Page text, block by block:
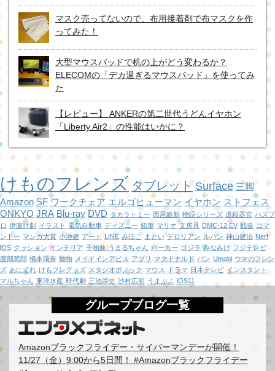
マスク売ってないので、布用接着剤で布マスクを作
ってみた！
大型マウスパッドで机の上がどう変わるか？
ELECOMの「デカ過ぎるマウスパッド」を使ってみ
た
【レビュー】 ANKERの第二世代うどんイヤホン
「Liberty Air2」の性能はいかに？
けものフレンズ タブレット Surface 三脚
Amazon SF ワークチェア エルゴヒューマン イヤホン ストフェス
ONKYO JRA Blu-ray DVD タカラトミー 西尾維新 物語シリーズ 虐殺器官 ハズプ
ロ 伊藤計劃 イラスト 電気自動車 ディズニー 鉛筆 マリオ 文房具 DMC-12 EV 戦後 コマ
ンドー マンガ大賞 小池健 アート LINE みほこ まとい デロリアン ルパン 神山健治 Nerf
iOS クッション インテリア 干物妹!うまるちゃん パーカー ゴジラ みなみけ フジテレビ
渡部篤郎 橋本環奈 動物 メイドインアビス アプリ マクドナルド パン Umabi ウマのフレン
ズ あにてれ けもフレグッズ スタジオポノック マウス ドラマ 日本テレビ インスタント
マルちゃん 東洋水産 時代劇 三池崇史 沙村広明 うまぷよ iOS11
グループブログ一覧
Amazonブラックフライデー・サイバーマンデーが開催！
11/27（金）9:00から5日間！ #Amazonブラックフライデー